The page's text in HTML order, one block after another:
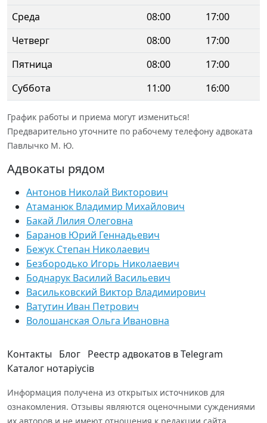
Среда
08:00
17:00
Четверг
08:00
17:00
Пятница
08:00
17:00
Суббота
11:00 16:00
График работы и приема могут измениться!
Предварительно уточните по рабочему телефону адвоката
Павлычко М. Ю.
Адвокаты рядом
Антонов Николай Викторович
Атаманюк Владимир Михайлович
Бакай Лилия Олеговна
Баранов Юрий Геннадьевич
Бежук Степан Николаевич
Безбородько Игорь Николаевич
Боднарук Василий Васильевич
Васильковский Виктор Владимирович
Ватутин Иван Петрович
Волошанская Ольга Ивановна
Контакты Блог Реестр адвокатов в Telegram
Каталог нотаріусів
Информация получена из открытых источников для
ознакомления. Отзывы являются оценочными суждениями